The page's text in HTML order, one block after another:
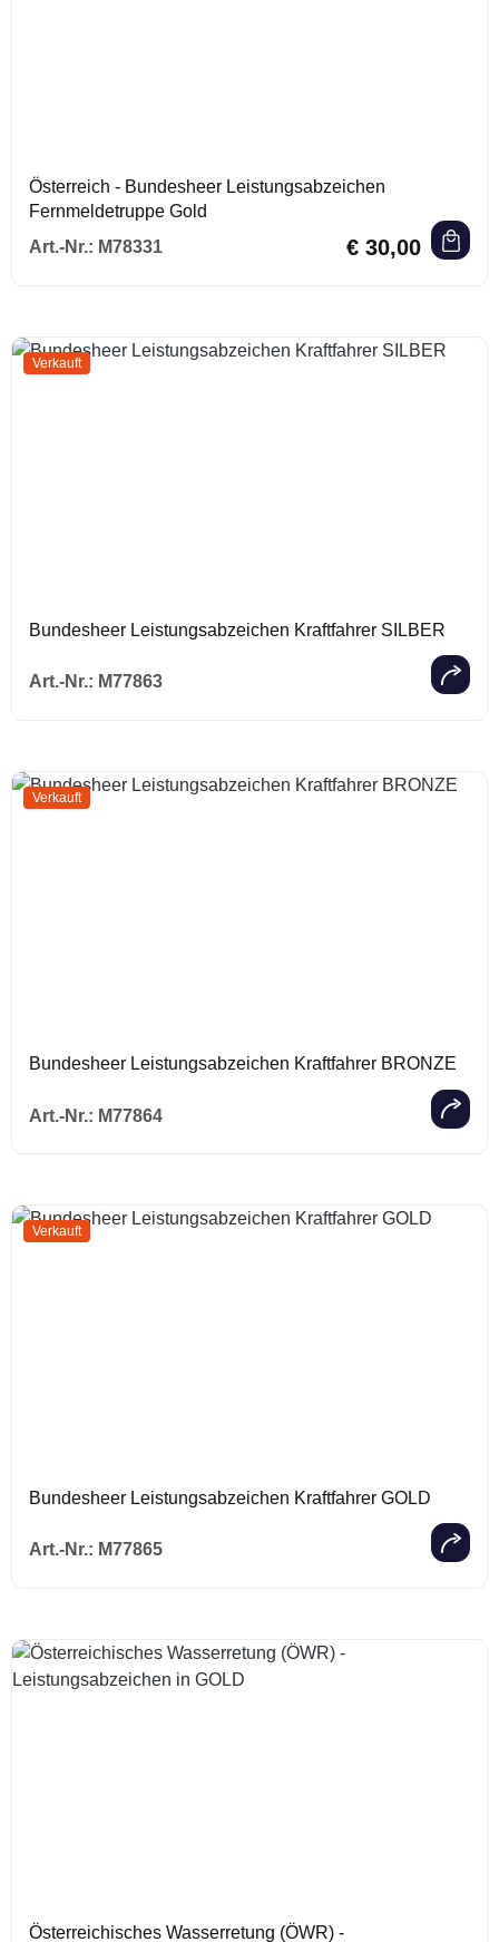
Österreich - Bundesheer Leistungsabzeichen
Fernmeldetruppe Gold
Art.-Nr.: M78331
Regulärer Preis:
€ 30,00
Verkauft
Bundesheer Leistungsabzeichen Kraftfahrer SILBER
Art.-Nr.: M77863
Regulärer
Verkauft
Bundesheer Leistungsabzeichen Kraftfahrer BRONZE
Art.-Nr.: M77864
Regulärer
Verkauft
Bundesheer Leistungsabzeichen Kraftfahrer GOLD
Art.-Nr.: M77865
Regulärer
Österreichisches Wasserretung (ÖWR) -